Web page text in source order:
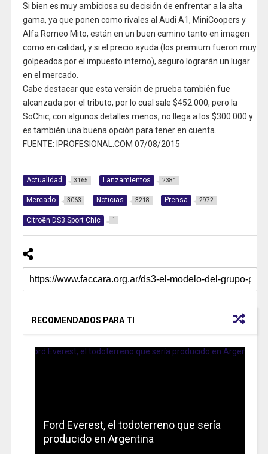
Si bien es muy ambiciosa su decisión de enfrentar a la alta
gama, ya que ponen como rivales al Audi A1, MiniCoopers y
Alfa Romeo Mito, están en un buen camino tanto en imagen
como en calidad, y si el precio ayuda (los premium fueron muy
golpeados por el impuesto interno), seguro lograrán un lugar
en el mercado.
Cabe destacar que esta versión de prueba también fue
alcanzada por el tributo, por lo cual sale $452.000, pero la
SoChic, con algunos detalles menos, no llega a los $300.000 y
es también una buena opción para tener en cuenta.
FUENTE: IPROFESIONAL.COM 07/08/2015
Actualidad 3165 Lanzamientos 2381
Mercado 3063 Noticias 3218 Prensa 2972
Citroën DS3 Sport Chic 1
RECOMENDADOS PARA TI
Ford Everest, el todoterreno que sería
producido en Argentina